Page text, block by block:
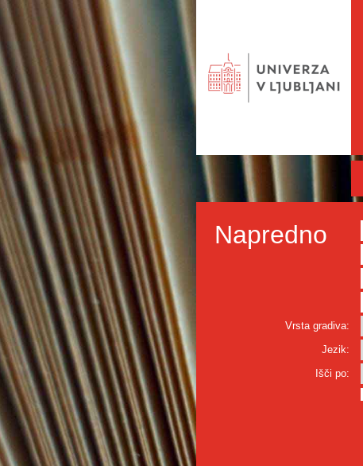
Napredno
Vrsta gradiva:
Jezik:
Išči po: